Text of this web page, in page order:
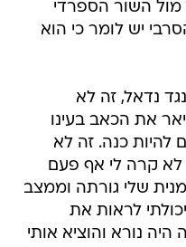
מול השור הספרדי
של הסרבי יש לומר כי הוא
נדאל, זה לא
את הכאב בעינו
להיות כנה. זה לא
לא קרה לי אף פעם
שלי גורתה וממצב
יכולתי לראות את
נורא והוציא אותי